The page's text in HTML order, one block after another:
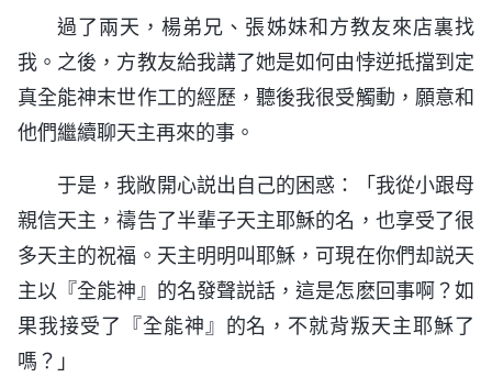
過了兩天，楊弟兄、張姊妹和方教友來店裏找
我。之後，方教友給我講了她是如何由悖逆抵擋到定
真全能神末世作工的經歷，聽後我很受觸動，願意和
他們繼續聊天主再來的事。
于是，我敞開心説出自己的困惑：「我從小跟母
親信天主，禱告了半輩子天主耶穌的名，也享受了很
多天主的祝福。天主明明叫耶穌，可現在你們却説天
主以『全能神』的名發聲説話，這是怎麽回事啊？如
果我接受了『全能神』的名，不就背叛天主耶穌了
嗎？」